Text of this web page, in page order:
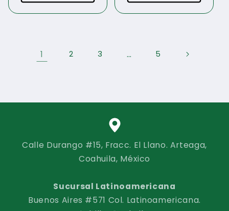
1 2 3 … 5
Calle Durango #15, Fracc. El Llano. Arteaga,
Coahuila, México
Sucursal Latinoamericana
Buenos Aires #571 Col. Latinoamericana.